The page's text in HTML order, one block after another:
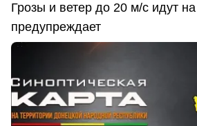
Грозы и ветер до 20 м/с идут
предупреждает